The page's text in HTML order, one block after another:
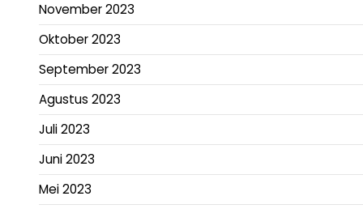
November 2023
Oktober 2023
September 2023
Agustus 2023
Juli 2023
Juni 2023
Mei 2023